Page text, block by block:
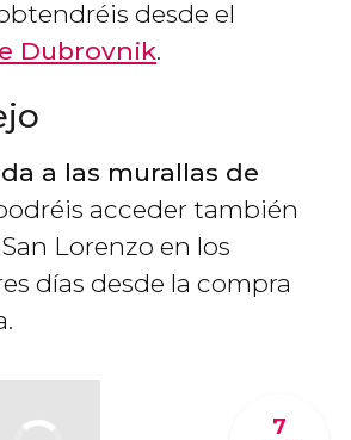
desde el
Dubrovnik.
a las murallas de
acceder también
Lorenzo en los
días desde la compra
7